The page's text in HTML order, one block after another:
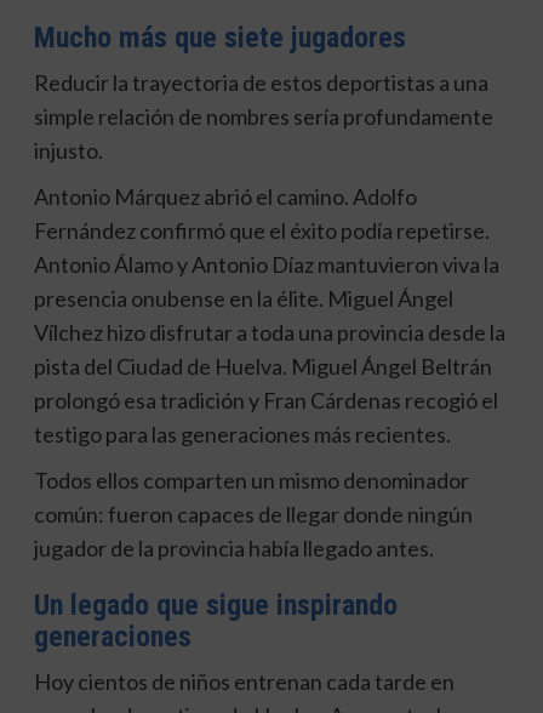
Mucho más que siete jugadores
Reducir la trayectoria de estos deportistas a una
simple relación de nombres sería profundamente
injusto.
Antonio Márquez abrió el camino. Adolfo
Fernández confirmó que el éxito podía repetirse.
Antonio Álamo y Antonio Díaz mantuvieron viva la
presencia onubense en la élite. Miguel Ángel
Vílchez hizo disfrutar a toda una provincia desde la
pista del Ciudad de Huelva. Miguel Ángel Beltrán
prolongó esa tradición y Fran Cárdenas recogió el
testigo para las generaciones más recientes.
Todos ellos comparten un mismo denominador
común: fueron capaces de llegar donde ningún
jugador de la provincia había llegado antes.
Un legado que sigue inspirando
generaciones
Hoy cientos de niños entrenan cada tarde en